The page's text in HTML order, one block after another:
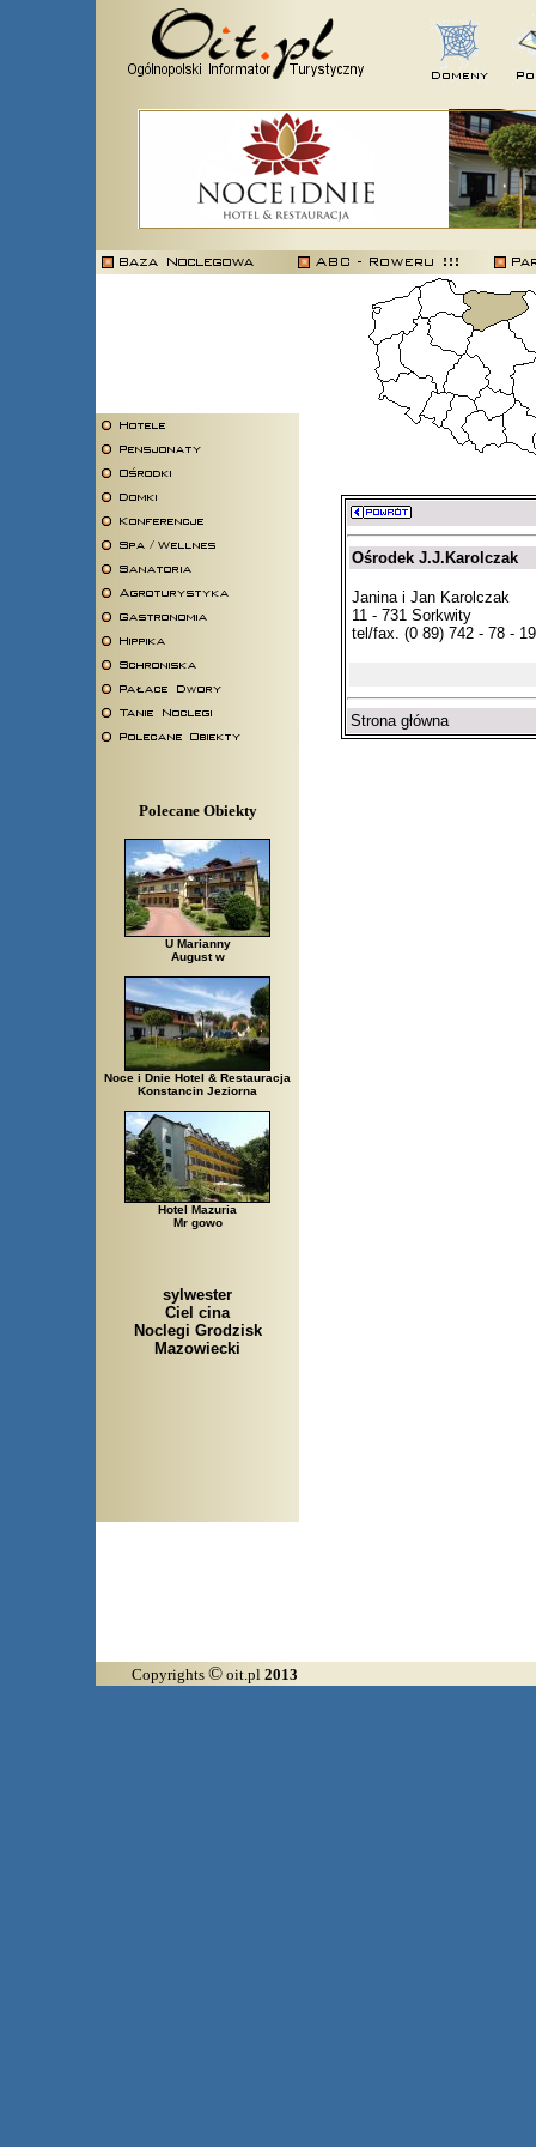
Polecane Obiekty
U Marianny
August w
Noce i Dnie Hotel & Restauracja
Konstancin Jeziorna
Hotel Mazuria
Mr gowo
sylwester
Ciel cina
Noclegi Grodzisk
Mazowiecki
Ośrodek J.J.Karolczak
Janina i Jan Karolczak
11 - 731 Sorkwity
tel/fax. (0 89) 742 - 78 - 19
Strona główna
Copyrights © oit.pl 2013